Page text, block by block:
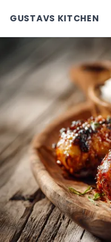
GUSTAVS KITCHEN